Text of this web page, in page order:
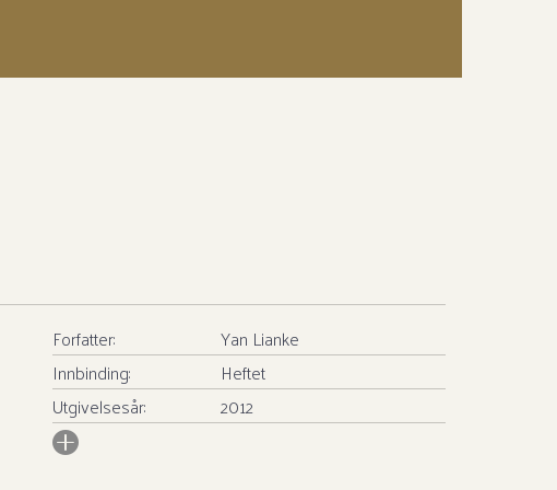
Forfatter:
Yan Lianke
Innbinding:
Heftet
Utgivelsesår:
2012
ISBN/EAN: